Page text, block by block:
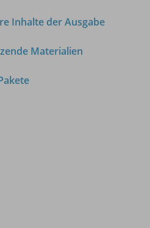
Inhalte der Ausgabe
Materialien